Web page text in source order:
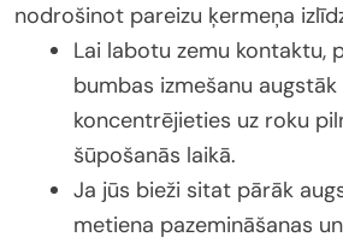
nodrošinot pareizu ķermeņa
Lai labotu zemu kontaktu,
bumbas izmešanu augstāk
koncentrējieties uz roku
šūpošanās laikā.
Ja jūs bieži sitat pārāk
metiena pazemināšanas